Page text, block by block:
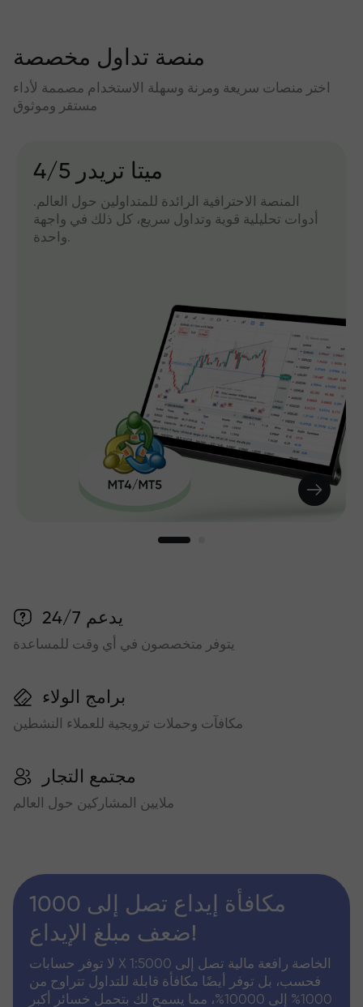
منصة تداول مخصصة
اختر منصات سريعة ومرنة وسهلة الاستخدام مصممة لأداء
مستقر وموثوق
میتا تریدر 4/5
المنصة الاحترافية الرائدة للمتداولين حول العالم.
أدوات تحليلية قوية وتداول سريع، كل ذلك في واجهة
واحدة.
يدعم 24/7
يتوفر متخصصون في أي وقت للمساعدة
برامج الولاء
مكافآت وحملات ترويجية للعملاء النشطين
مجتمع التجار
ملايين المشاركين حول العالم
مكافأة إيداع تصل إلى 1000
ضعف مبلغ الإيداع!
لا توفر حسابات X الخاصة رافعة مالية تصل إلى 1:5000
فحسب، بل توفر أيضًا مكافأة قابلة للتداول تتراوح من
1000% إلى 10000%، مما يسمح لك بتحمل خسائر أكبر